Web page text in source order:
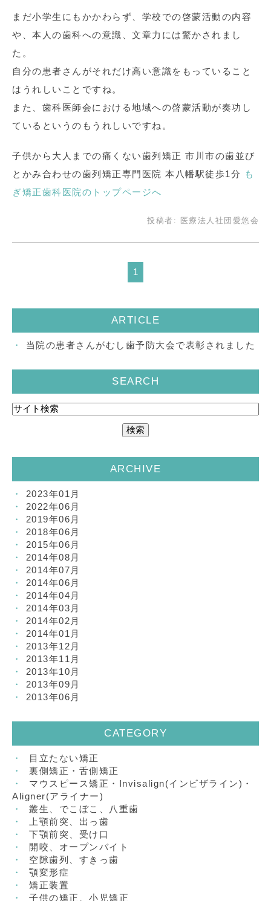
まだ小学生にもかかわらず、学校での啓蒙活動の内容
や、本人の歯科への意識、文章力には驚かされまし
た。
自分の患者さんがそれだけ高い意識をもっていること
はうれしいことですね。
また、歯科医師会における地域への啓蒙活動が奏功し
ているというのもうれしいですね。
子供から大人までの痛くない歯列矯正 市川市の歯並び
とかみ合わせの歯列矯正専門医院 本八幡駅徒歩1分
も
ぎ矯正歯科医院のトップページへ
投稿者: 医療法人社団愛悠会
1
ARTICLE
当院の患者さんがむし歯予防大会で表彰されました
SEARCH
ARCHIVE
2023年01月
2022年06月
2019年06月
2018年06月
2015年06月
2014年08月
2014年07月
2014年06月
2014年04月
2014年03月
2014年02月
2014年01月
2013年12月
2013年11月
2013年10月
2013年09月
2013年06月
CATEGORY
目立たない矯正
裏側矯正・舌側矯正
マウスピース矯正・Invisalign(インビザライン)・
Aligner(アライナー)
叢生、でこぼこ、八重歯
上顎前突、出っ歯
下顎前突、受け口
開咬、オープンバイト
空隙歯列、すきっ歯
顎変形症
矯正装置
子供の矯正、小児矯正